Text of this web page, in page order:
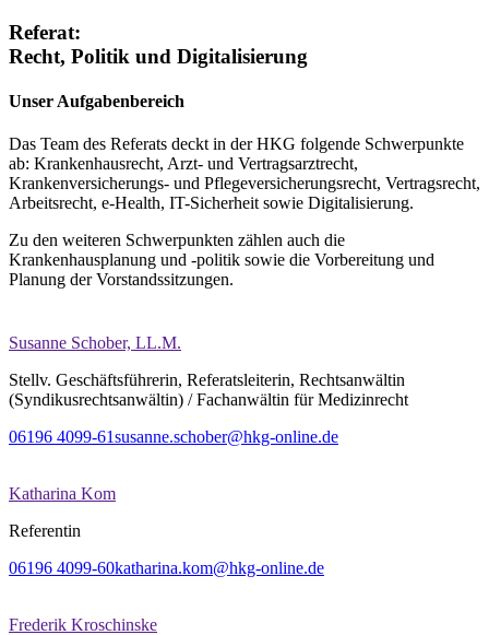
Referat:
Recht, Politik und Digitalisierung
Unser Aufgabenbereich
Das Team des Referats deckt in der HKG folgende Schwerpunkte
ab: Krankenhausrecht, Arzt- und Vertragsarztrecht,
Krankenversicherungs- und Pflegeversicherungsrecht, Vertragsrecht,
Arbeitsrecht, e-Health, IT-Sicherheit sowie Digitalisierung.
Zu den weiteren Schwerpunkten zählen auch die
Krankenhausplanung und -politik sowie die Vorbereitung und
Planung der Vorstandssitzungen.
Susanne Schober, LL.M.
Stellv. Geschäftsführerin, Referatsleiterin, Rechtsanwältin
(Syndikusrechtsanwältin) / Fachanwältin für Medizinrecht
06196 4099-61susanne.schober@hkg-online.de
Katharina Kom
Referentin
06196 4099-60katharina.kom@hkg-online.de
Frederik Kroschinske